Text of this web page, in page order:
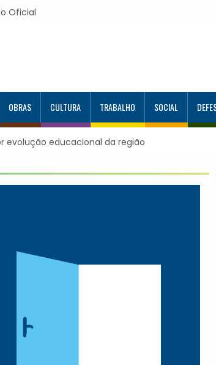
Oficial
OBRAS CULTURA TRABALHO SOCIAL
evolução educacional da região